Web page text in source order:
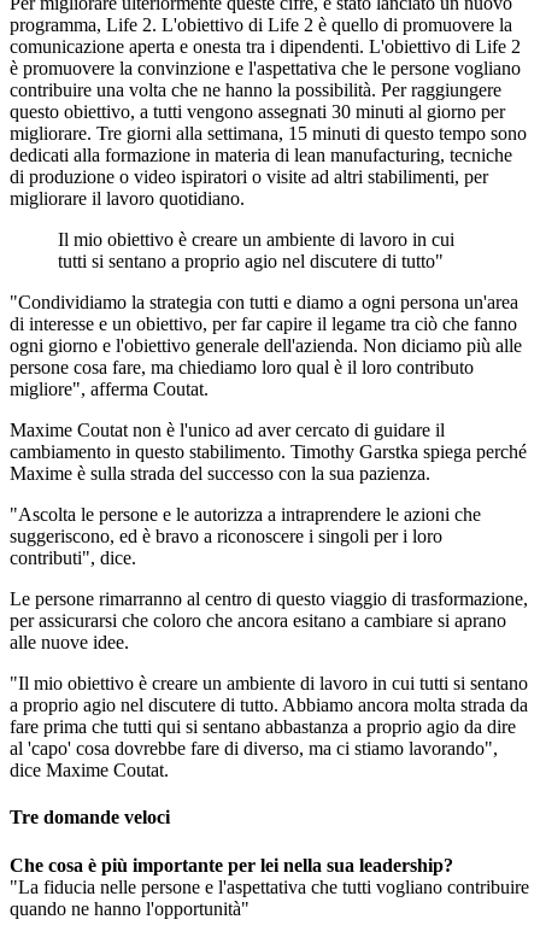
programma, Life 2. L'obiettivo di Life 2 è quello di promuovere la
comunicazione aperta e onesta tra i dipendenti. L'obiettivo di Life 2
è promuovere la convinzione e l'aspettativa che le persone vogliano
contribuire una volta che ne hanno la possibilità. Per raggiungere
questo obiettivo, a tutti vengono assegnati 30 minuti al giorno per
migliorare. Tre giorni alla settimana, 15 minuti di questo tempo sono
dedicati alla formazione in materia di lean manufacturing, tecniche
di produzione o video ispiratori o visite ad altri stabilimenti, per
migliorare il lavoro quotidiano.
Il mio obiettivo è creare un ambiente di lavoro in cui
tutti si sentano a proprio agio nel discutere di tutto"
"Condividiamo la strategia con tutti e diamo a ogni persona un'area
di interesse e un obiettivo, per far capire il legame tra ciò che fanno
ogni giorno e l'obiettivo generale dell'azienda. Non diciamo più alle
persone cosa fare, ma chiediamo loro qual è il loro contributo
migliore", afferma Coutat.
Maxime Coutat non è l'unico ad aver cercato di guidare il
cambiamento in questo stabilimento. Timothy Garstka spiega perché
Maxime è sulla strada del successo con la sua pazienza.
"Ascolta le persone e le autorizza a intraprendere le azioni che
suggeriscono, ed è bravo a riconoscere i singoli per i loro
contributi", dice.
Le persone rimarranno al centro di questo viaggio di trasformazione,
per assicurarsi che coloro che ancora esitano a cambiare si aprano
alle nuove idee.
"Il mio obiettivo è creare un ambiente di lavoro in cui tutti si sentano
a proprio agio nel discutere di tutto. Abbiamo ancora molta strada da
fare prima che tutti qui si sentano abbastanza a proprio agio da dire
al 'capo' cosa dovrebbe fare di diverso, ma ci stiamo lavorando",
dice Maxime Coutat.
Tre domande veloci
Che cosa è più importante per lei nella sua leadership?
"La fiducia nelle persone e l'aspettativa che tutti vogliano contribuire
quando ne hanno l'opportunità"